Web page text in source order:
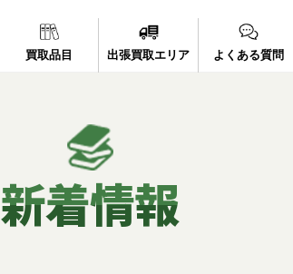
買取品目 出張買取エリア よくある質問
新着情報